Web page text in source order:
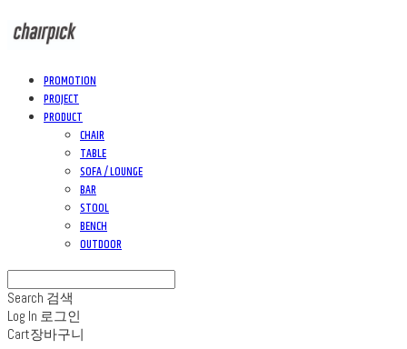
PROMOTION
PROJECT
PRODUCT
CHAIR
TABLE
SOFA / LOUNGE
BAR
STOOL
BENCH
OUTDOOR
Search 검색
Log In 로그인
Cart장바구니